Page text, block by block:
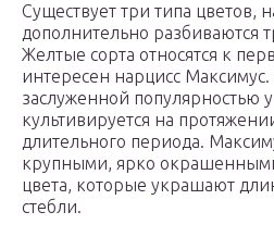
Существует три типа цветов,
дополнительно разбиваются
Желтые сорта относятся к
интересен нарцисс Максимус.
заслуженной популярностью
культивируется на
длительного периода.
крупными, ярко
цвета, которые украшают
стебли.